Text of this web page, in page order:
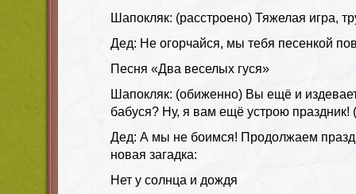
Шапокляк: (расстроено) Тяжелая игра,
Дед: Не огорчайся, мы тебя песенкой
Песня «Два веселых гуся»
Шапокляк: (обиженно) Вы ещё и
бабуся? Ну, я вам ещё устрою праздник!
Дед: А мы не боимся! Продолжаем
новая загадка:
Нет у солнца и дождя